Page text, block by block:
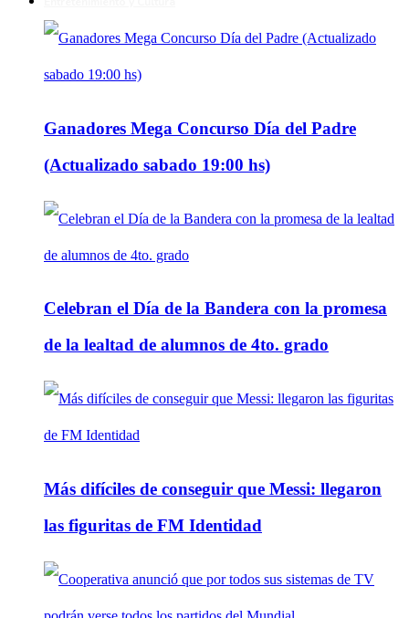
Ganadores Mega Concurso Día del Padre
(Actualizado sabado 19:00 hs)
Celebran el Día de la Bandera con la promesa
de la lealtad de alumnos de 4to. grado
Más difíciles de conseguir que Messi: llegaron
las figuritas de FM Identidad